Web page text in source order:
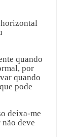
horizontal
quando
por
quando
pode
deixa-me
deve